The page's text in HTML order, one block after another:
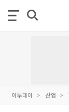
이투데이 산업